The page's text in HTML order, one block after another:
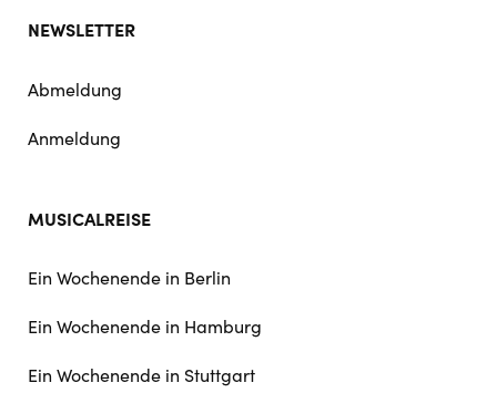
NEWSLETTER
Abmeldung
Anmeldung
MUSICALREISE
Ein Wochenende in Berlin
Ein Wochenende in Hamburg
Ein Wochenende in Stuttgart